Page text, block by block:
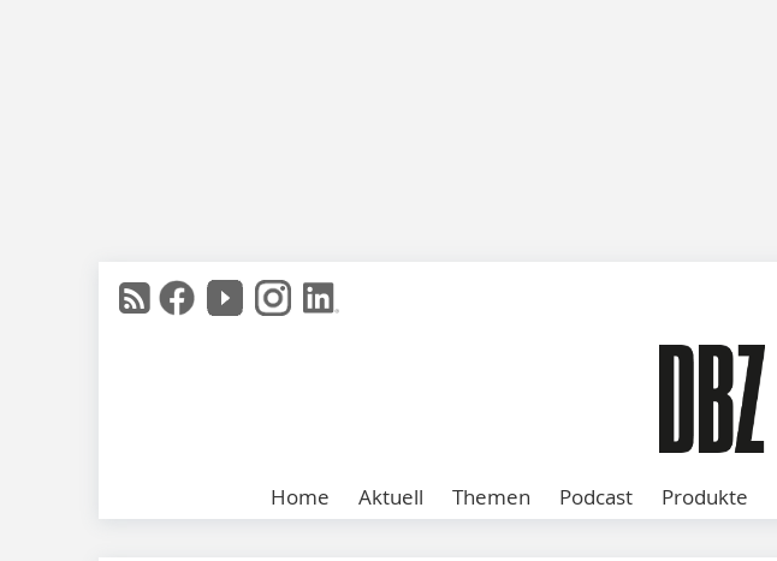
Home Aktuell Themen Podcast Produkte